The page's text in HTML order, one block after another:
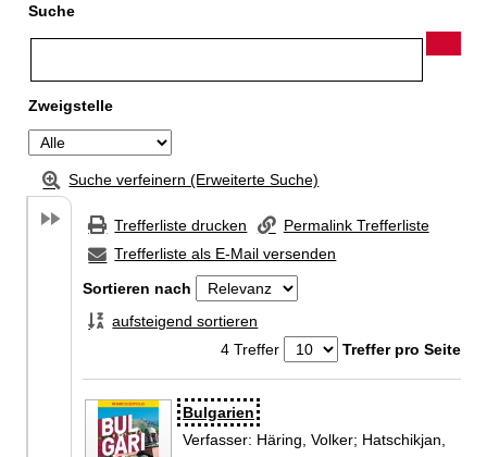
Suche
Zweigstelle
Suche verfeinern (Erweiterte Suche)
Trefferliste drucken
Permalink Trefferliste
Trefferliste als E-Mail versenden
Sortieren nach
aufsteigend sortieren
4 Treffer
Treffer pro Seite
Suchergebnis
Zu den Suchfiltern springen
Bulgarien
Verfasser: Häring, Volker; Hatschikjan,